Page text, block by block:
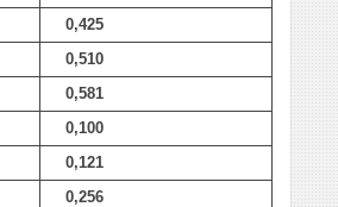
0,425
0,510
0,581
0,100
0,121
0,256